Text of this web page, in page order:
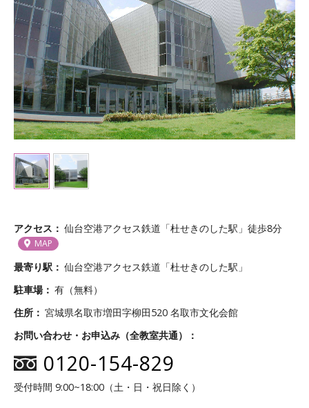
アクセス 仙台空港アクセス鉄道「杜せきのした駅」徒歩8分
MAP
最寄り駅
仙台空港アクセス鉄道「杜せきのした駅」
駐車場
有（無料）
住所
宮城県名取市増田字柳田520 名取市文化会館
お問い合わせ・お申込み（全教室共通）
0120-154-829
受付時間 9:00~18:00（土・日・祝日除く）